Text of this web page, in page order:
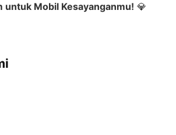
untuk Mobil Kesayanganmu! 💎